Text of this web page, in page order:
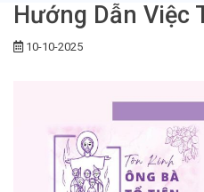
Hướng Dẫn Việc
10-10-2025